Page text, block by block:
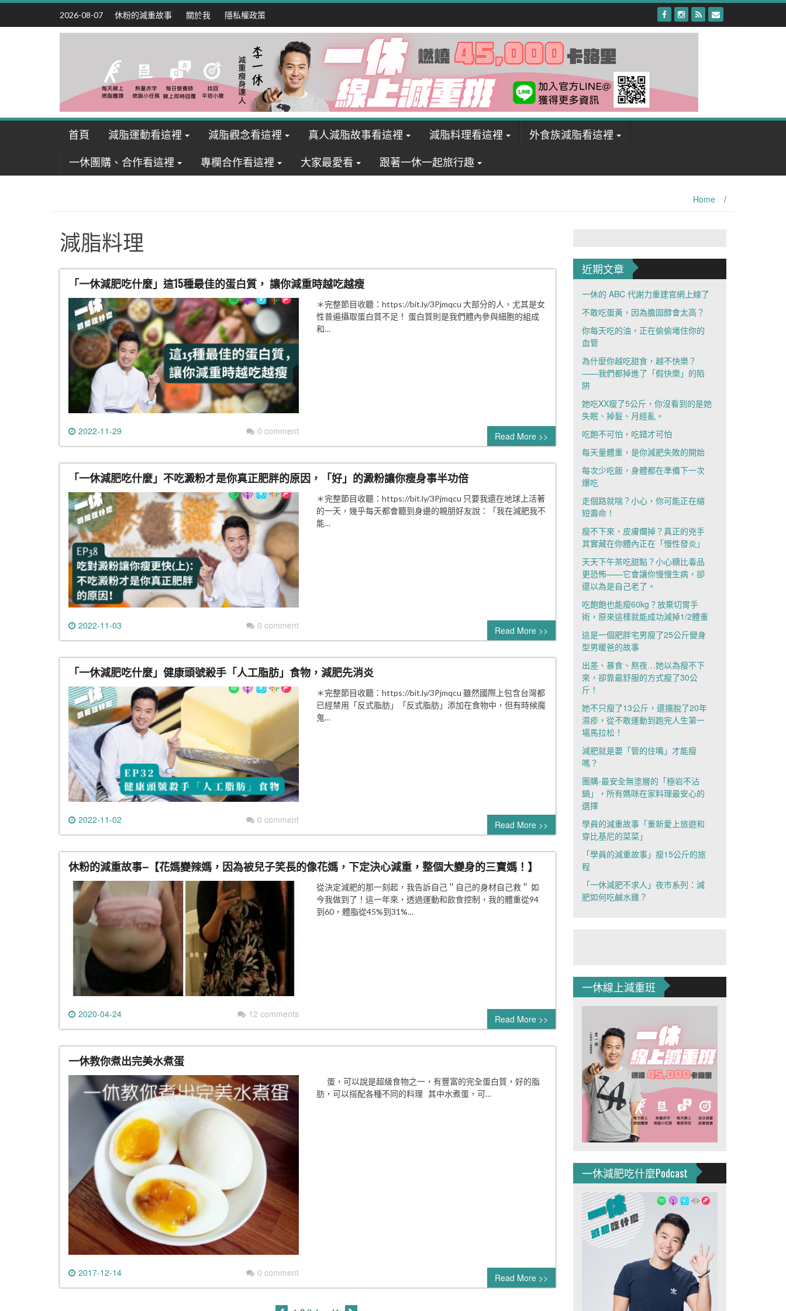
Skip
content
2026-08-07 休粉的減重故事 關於我 隱私權政策
首頁 減脂運動看這裡 減脂觀念看這裡 真人減脂故事看這裡 減脂料理看這裡
外食族減脂看這裡
一休團購、合作看這裡
專欄合作看這裡 大家最愛看 跟著一休一起旅行趣
Home /
減脂料理
「一休減肥吃什麼」這15種最佳的蛋白質， 讓你減重時越吃越瘦
2022-11-29 0 comment
＊完整節目收聽：https://bit.ly/3Pjmqcu 大部分的人，尤其是女
性普遍攝取蛋白質不足！ 蛋白質則是我們體內參與細胞的組成
和…
Read More >>
「一休減肥吃什麼」不吃澱粉才是你真正肥胖的原因，「好」的澱粉讓你瘦身事半功倍
2022-11-03 0 comment
＊完整節目收聽：https://bit.ly/3Pjmqcu 只要我還在地球上活著
的一天，幾乎每天都會聽到身邊的親朋好友說：「我在減肥我不
能…
Read More >>
「一休減肥吃什麼」健康頭號殺手「人工脂肪」食物，減肥先消炎
2022-11-02 0 comment
＊完整節目收聽：https://bit.ly/3Pjmqcu 雖然國際上包含台灣都
已經禁用「反式脂肪」「反式脂肪」添加在食物中，但有時候魔
鬼…
Read More >>
休粉的減重故事–【花媽變辣媽，因為被兒子笑長的像花媽，下定決心減重，整個大變身的三寶媽！】
2020-04-24 12 comments
從決定減肥的那一刻起，我告訴自己＂自己的身材自己救＂ 如
今我做到了！這一年來，透過運動和飲食控制，我的體重從94
到60，體脂從45%到31%…
Read More >>
一休教你煮出完美水煮蛋
2017-12-14 0 comment
蛋，可以說是超級食物之一，有豐富的完全蛋白質，好的脂
肪，可以搭配各種不同的料理 其中水煮蛋，可…
Read More >>
近期文章
一休的 ABC 代謝力重建官網上線了
不敢吃蛋黃，因為膽固醇會太高？
你每天吃的油，正在偷偷堵住你的
血管
為什麼你越吃甜食，越不快樂？
——我們都掉進了「假快樂」的陷
阱
她吃XX瘦了5公斤，你沒看到的是她
失眠、掉髮、月經亂。
吃飽不可怕，吃錯才可怕
每天量體重，是你減肥失敗的開始
每次少吃飯，身體都在準備下一次
爆吃
走個路就喘？小心，你可能正在縮
短壽命！
瘦不下來、皮膚爛掉？真正的兇手
其實藏在你體內正在「慢性發炎」
天天下午茶吃甜點？小心糖比毒品
更恐怖——它會讓你慢慢生病，卻
還以為是自己老了。
吃飽飽也能瘦60kg？放棄切胃手
術，原來這樣就能成功減掉1/2體重
這是一個肥胖宅男瘦了25公斤變身
型男暖爸的故事
出差、暴食、熬夜…她以為瘦不下
來，卻靠最舒服的方式瘦了30公
斤！
她不只瘦了13公斤，還擺脫了20年
濕疹，從不敢運動到跑完人生第一
場馬拉松！
減肥就是要「管的住嘴」才能瘦
嗎？
團購-最安全無塗層的「極岩不沾
鍋」，所有媽咪在家料理最安心的
選擇
學員的減重故事「重新愛上旅遊和
穿比基尼的菜菜」
「學員的減重故事」瘦15公斤的旅
程
「一休減肥不求人」夜市系列：減
肥如何吃鹹水雞？
一休線上減重班
一休減肥吃什麼Podcast